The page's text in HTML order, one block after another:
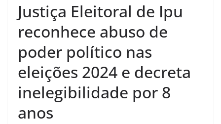
Justiça Eleitoral de Ipu
reconhece abuso de
poder político nas
eleições 2024 e decreta
inelegibilidade por 8
anos